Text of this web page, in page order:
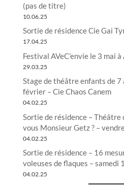
(pas de titre)
10.06.25
Sortie de résidence Cie Gai
17.04.25
Festival AVeC’envie le 3 mai à
29.03.25
Stage de théâtre enfants de 7
février – Cie Chaos Canem
04.02.25
Sortie de résidence – Théâtre
vous Monsieur Getz ? –
04.02.25
Sortie de résidence – 16
voleuses de flaques – samedi
04.02.25